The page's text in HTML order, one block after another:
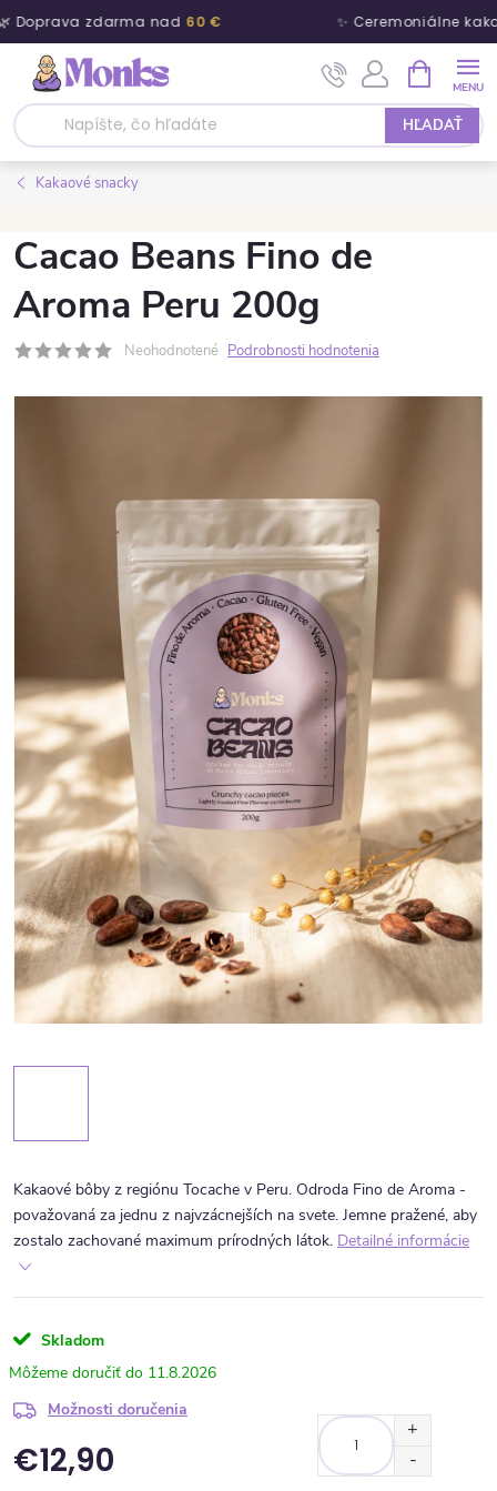
Doprava zdarma nad 60 € ✨ Ceremoniálne
Prejsť na obsah
HĽADAŤ
Kakaové snacky
Cacao Beans Fino de
Aroma Peru 200g
Neohodnotené Podrobnosti hodnotenia
Kakaové bôby z regiónu Tocache v Peru. Odroda Fino de Aroma -
považovaná za jednu z najvzácnejších na svete. Jemne pražené, aby
zostalo zachované maximum prírodných látok. Detailné informácie
Skladom
11.8.2026
Možnosti doručenia
€12,90